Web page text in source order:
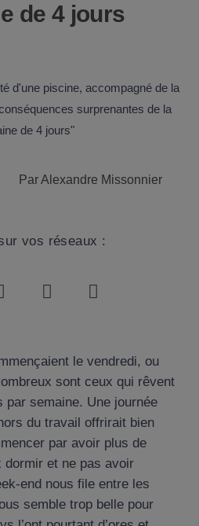
de 4 jours
ParAlexandre Missonnier
vos réseaux :
le vendredi, ou
sont ceux qui rêvent
par semaine. Une journée
du travail offrirait bien
par avoir plus de
et ne pas avoir
end nous file entre les
semble trop belle pour